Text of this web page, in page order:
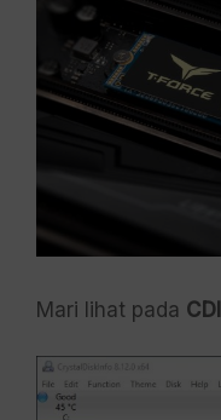
Mari lihat pada CDI